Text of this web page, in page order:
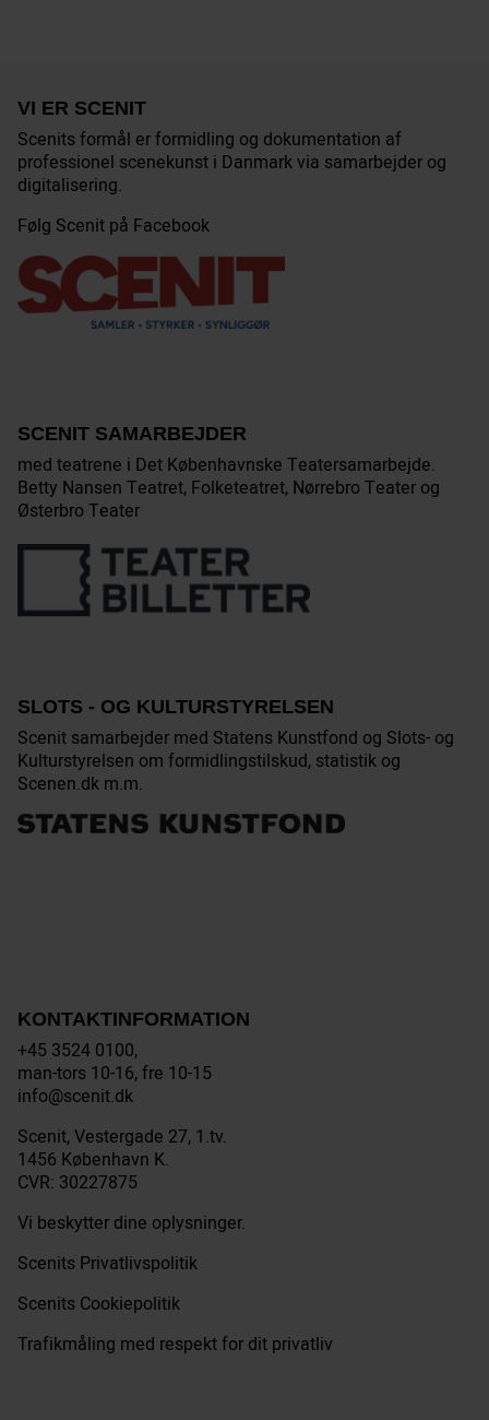
VI ER SCENIT
Scenits formål er formidling og dokumentation af
professionel scenekunst i Danmark via samarbejder og
digitalisering.
Følg Scenit på Facebook
SCENIT SAMARBEJDER
med teatrene i Det Københavnske Teatersamarbejde.
Betty Nansen Teatret, Folketeatret, Nørrebro Teater og
Østerbro Teater
SLOTS - OG KULTURSTYRELSEN
Scenit samarbejder med Statens Kunstfond og Slots- og
Kulturstyrelsen om formidlingstilskud, statistik og
Scenen.dk m.m.
KONTAKTINFORMATION
+45 3524 0100,
man-tors 10-16, fre 10-15
info@scenit.dk
Scenit, Vestergade 27, 1.tv.
1456 København K.
CVR: 30227875
Vi beskytter dine oplysninger.
Scenits Privatlivspolitik
Scenits Cookiepolitik
Trafikmåling med respekt for dit privatliv